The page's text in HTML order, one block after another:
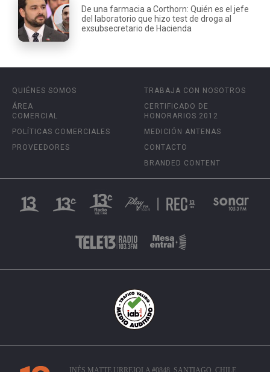
De una farmacia a Corthorn: Quién es el jefe
del laboratorio que hizo test de droga al
exsubsecretario de Hacienda
QUIÉNES SOMOS
ÁREA
COMERCIAL
POLÍTICAS COMERCIALES
PROVEEDORES
TRABAJA CON NOSOTROS
CERTIFICADO DE
HONORARIOS 2012
MEDICIÓN ANTENAS
CONTACTO
BRANDED CONTENT
INÉS MATTE URREJOLA #0848, SANTIAGO, CHILE